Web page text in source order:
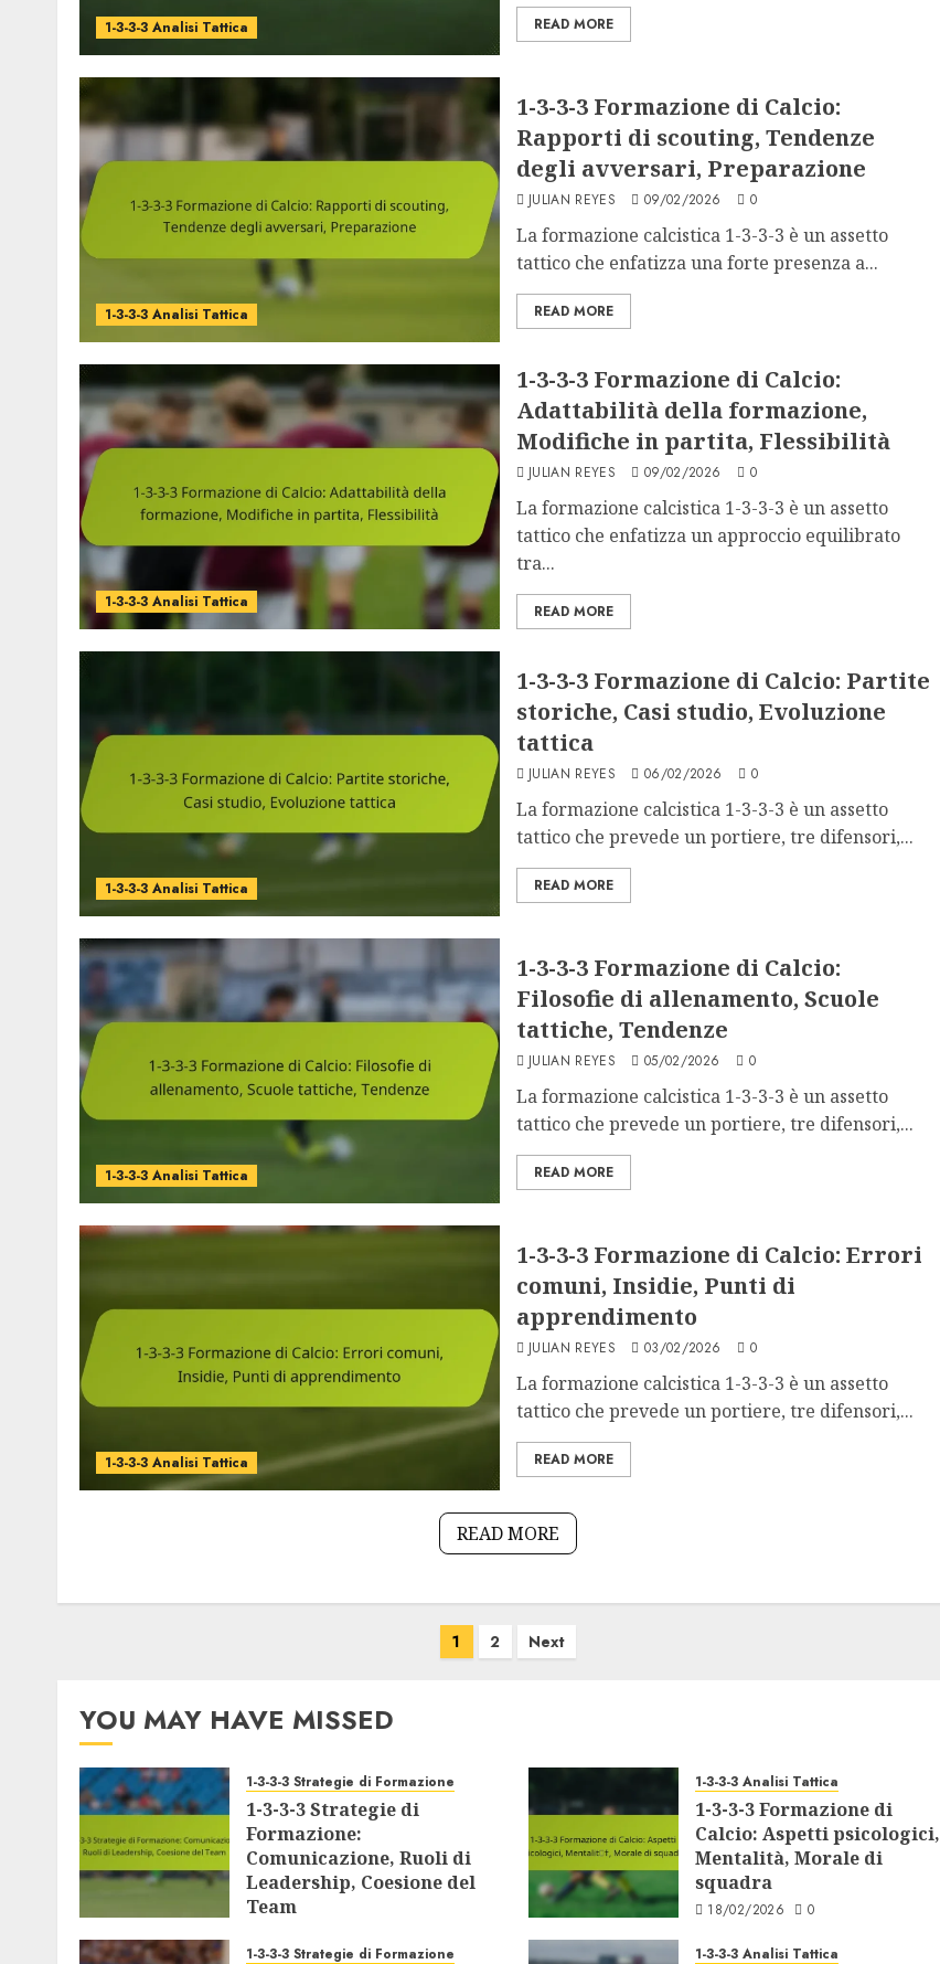
1-3-3-3 Analisi Tattica READ MORE
1-3-3-3 Analisi Tattica
1-3-3-3 Formazione di Calcio:
Rapporti di scouting, Tendenze
degli avversari, Preparazione
JULIAN REYES 09/02/2026 0
La formazione calcistica 1-3-3-3 è un assetto
tattico che enfatizza una forte presenza a...
READ MORE
1-3-3-3 Analisi Tattica
1-3-3-3 Formazione di Calcio:
Adattabilità della formazione,
Modifiche in partita, Flessibilità
JULIAN REYES 09/02/2026 0
La formazione calcistica 1-3-3-3 è un assetto
tattico che enfatizza un approccio equilibrato
tra...
READ MORE
1-3-3-3 Analisi Tattica
1-3-3-3 Formazione di Calcio: Partite
storiche, Casi studio, Evoluzione
tattica
JULIAN REYES 06/02/2026 0
La formazione calcistica 1-3-3-3 è un assetto
tattico che prevede un portiere, tre difensori,...
READ MORE
1-3-3-3 Analisi Tattica
1-3-3-3 Formazione di Calcio:
Filosofie di allenamento, Scuole
tattiche, Tendenze
JULIAN REYES 05/02/2026 0
La formazione calcistica 1-3-3-3 è un assetto
tattico che prevede un portiere, tre difensori,...
READ MORE
1-3-3-3 Analisi Tattica
1-3-3-3 Formazione di Calcio: Errori
comuni, Insidie, Punti di
apprendimento
JULIAN REYES 03/02/2026 0
La formazione calcistica 1-3-3-3 è un assetto
tattico che prevede un portiere, tre difensori,...
READ MORE
READ MORE
1 2 Next
YOU MAY HAVE MISSED
1-3-3-3 Strategie di Formazione
1-3-3-3 Strategie di
Formazione:
Comunicazione, Ruoli di
Leadership, Coesione del
Team
1-3-3-3 Analisi Tattica
1-3-3-3 Formazione di
Calcio: Aspetti psicologici,
Mentalità, Morale di
squadra
18/02/2026 0
1-3-3-3 Strategie di Formazione 1-3-3-3 Analisi Tattica